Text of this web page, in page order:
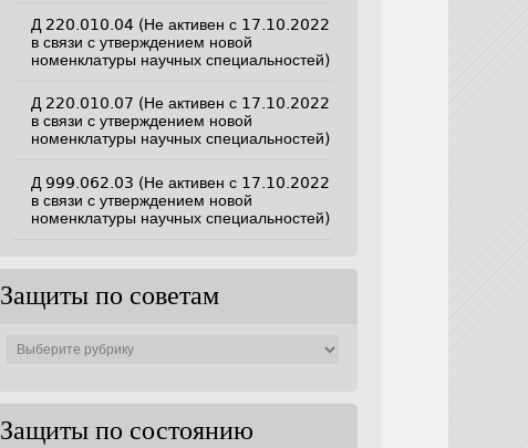
Д 220.010.04 (Не активен с 17.10.2022
в связи с утверждением новой
номенклатуры научных специальностей)
Д 220.010.07 (Не активен с 17.10.2022
в связи с утверждением новой
номенклатуры научных специальностей)
Д 999.062.03 (Не активен с 17.10.2022
в связи с утверждением новой
номенклатуры научных специальностей)
Защиты по советам
Защиты по состоянию